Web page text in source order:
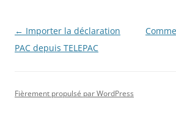
Navigation
des
← Importer la déclaration
PAC depuis TELEPAC
Fièrement propulsé par WordPress